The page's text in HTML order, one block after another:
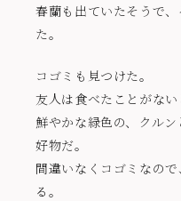
春蘭も出ていたそうで
た。
コゴミも見つけた。
友人は食べたことがない
鮮やかな緑色の、クル
好物だ。
間違いなくコゴミなの
る。